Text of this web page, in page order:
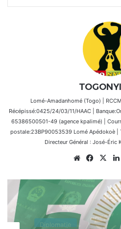
Lomé-Amadanhomé (Togo) |
Récépissé:0425/24/03/11/HAAC |
65386500501-49 (agence kpalimé) |
postale:23BP90053539 Lomé Apédokoè |
Directeur Général : José-Éric
Website X
Diplomatie